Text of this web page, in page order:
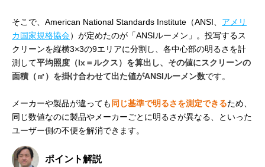
そこで、American National Standards Institute（ANSI、 アメリ
カ国家規格協会）が定めたのが「ANSIルーメン」。投写するス
クリーンを縦横3×3の9エリアに分割し、各中心部の明るさを計
測して平均照度（lx＝ルクス）を算出し、その値にスクリーンの
面積（㎡）を掛け合わせて出た値がANSIルーメン数です。
メーカーや製品が違っても 同じ基準で明るさを測定できるため、
同じ数値なのに製品やメーカーごとに明るさが異なる、といった
ユーザー側の不便を解消できます。
ポイント解説